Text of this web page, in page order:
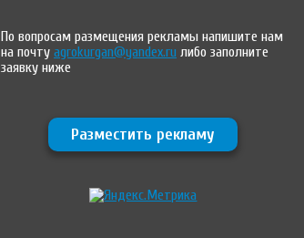
По вопросам размещения рекламы напишите нам
на почтуagrokurgan@yandex.ru либо заполните
заявку ниже
Разместить рекламу